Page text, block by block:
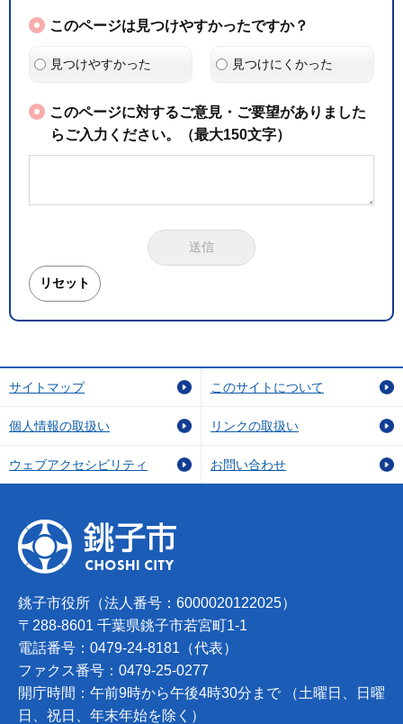
このページは見つけやすかったですか？
見つけやすかった 見つけにくかった
このページに対するご意見・ご要望がありました
らご入力ください。（最大150文字）
サイトマップ このサイトについて
個人情報の取扱い リンクの取扱い
ウェブアクセシビリティ お問い合わせ
銚子市役所（法人番号：6000020122025）
〒288-8601 千葉県銚子市若宮町1-1
電話番号：0479-24-8181（代表）
ファクス番号：0479-25-0277
開庁時間：午前9時から午後4時30分まで （土曜日、日曜
日、祝日、年末年始を除く）